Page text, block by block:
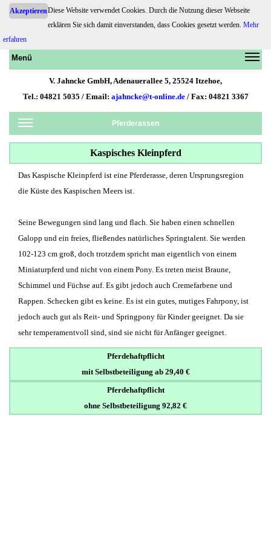
Pferdehaftpflicht.de
Menü
V. Jahncke GmbH, Adenauerallee 5, 25524 Itzehoe,
Tel.: 04821 5035 / Email: ajahncke@t-online.de/ Fax: 04821 3367
Pferderassen
Kaspisches Kleinpferd
Das Kaspische Kleinpferd ist eine Pferderasse, deren Ursprungsregion
die Küste des Kaspischen Meers ist.
Seine Bewegungen sind lang und flach. Sie haben einen schnellen
Galopp und ein freies, fließendes natürliches Springtalent. Sie werden
102-123 cm groß, doch trotzdem spricht man eigentlich von einem
Miniaturpferd und nicht von einem Pony. Es treten meist Braune,
Schimmel und Füchse auf. Es gibt jedoch auch Cremefarbene und
Rappen. Schecken gibt es keine. Es ist ein gutes, mutiges Fahrpony, ist
jedoch auch gut als Reit- und Springpony für Kinder geeignet. Da sie
sehr temperamentvoll sind, sind sie nicht für Anfänger geeignet.
Pferdehaftpflicht
mit Selbstbeteiligung ab 29,40 €
Pferdehaftpflicht
ohne Selbstbeteiligung 92,82 €
AkzeptierenDiese Website verwendet Cookies. Durch die Nutzung dieser Webseite
erklären Sie sich damit einverstanden, dass Cookies gesetzt werden. Mehr
erfahren